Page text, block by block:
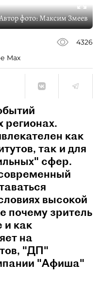
фото:Максим Змеев
4326
Max
регионах.
как
так и для
сфер.
высокой
почему зритель
и как
на
"ДП"
"Афиша"